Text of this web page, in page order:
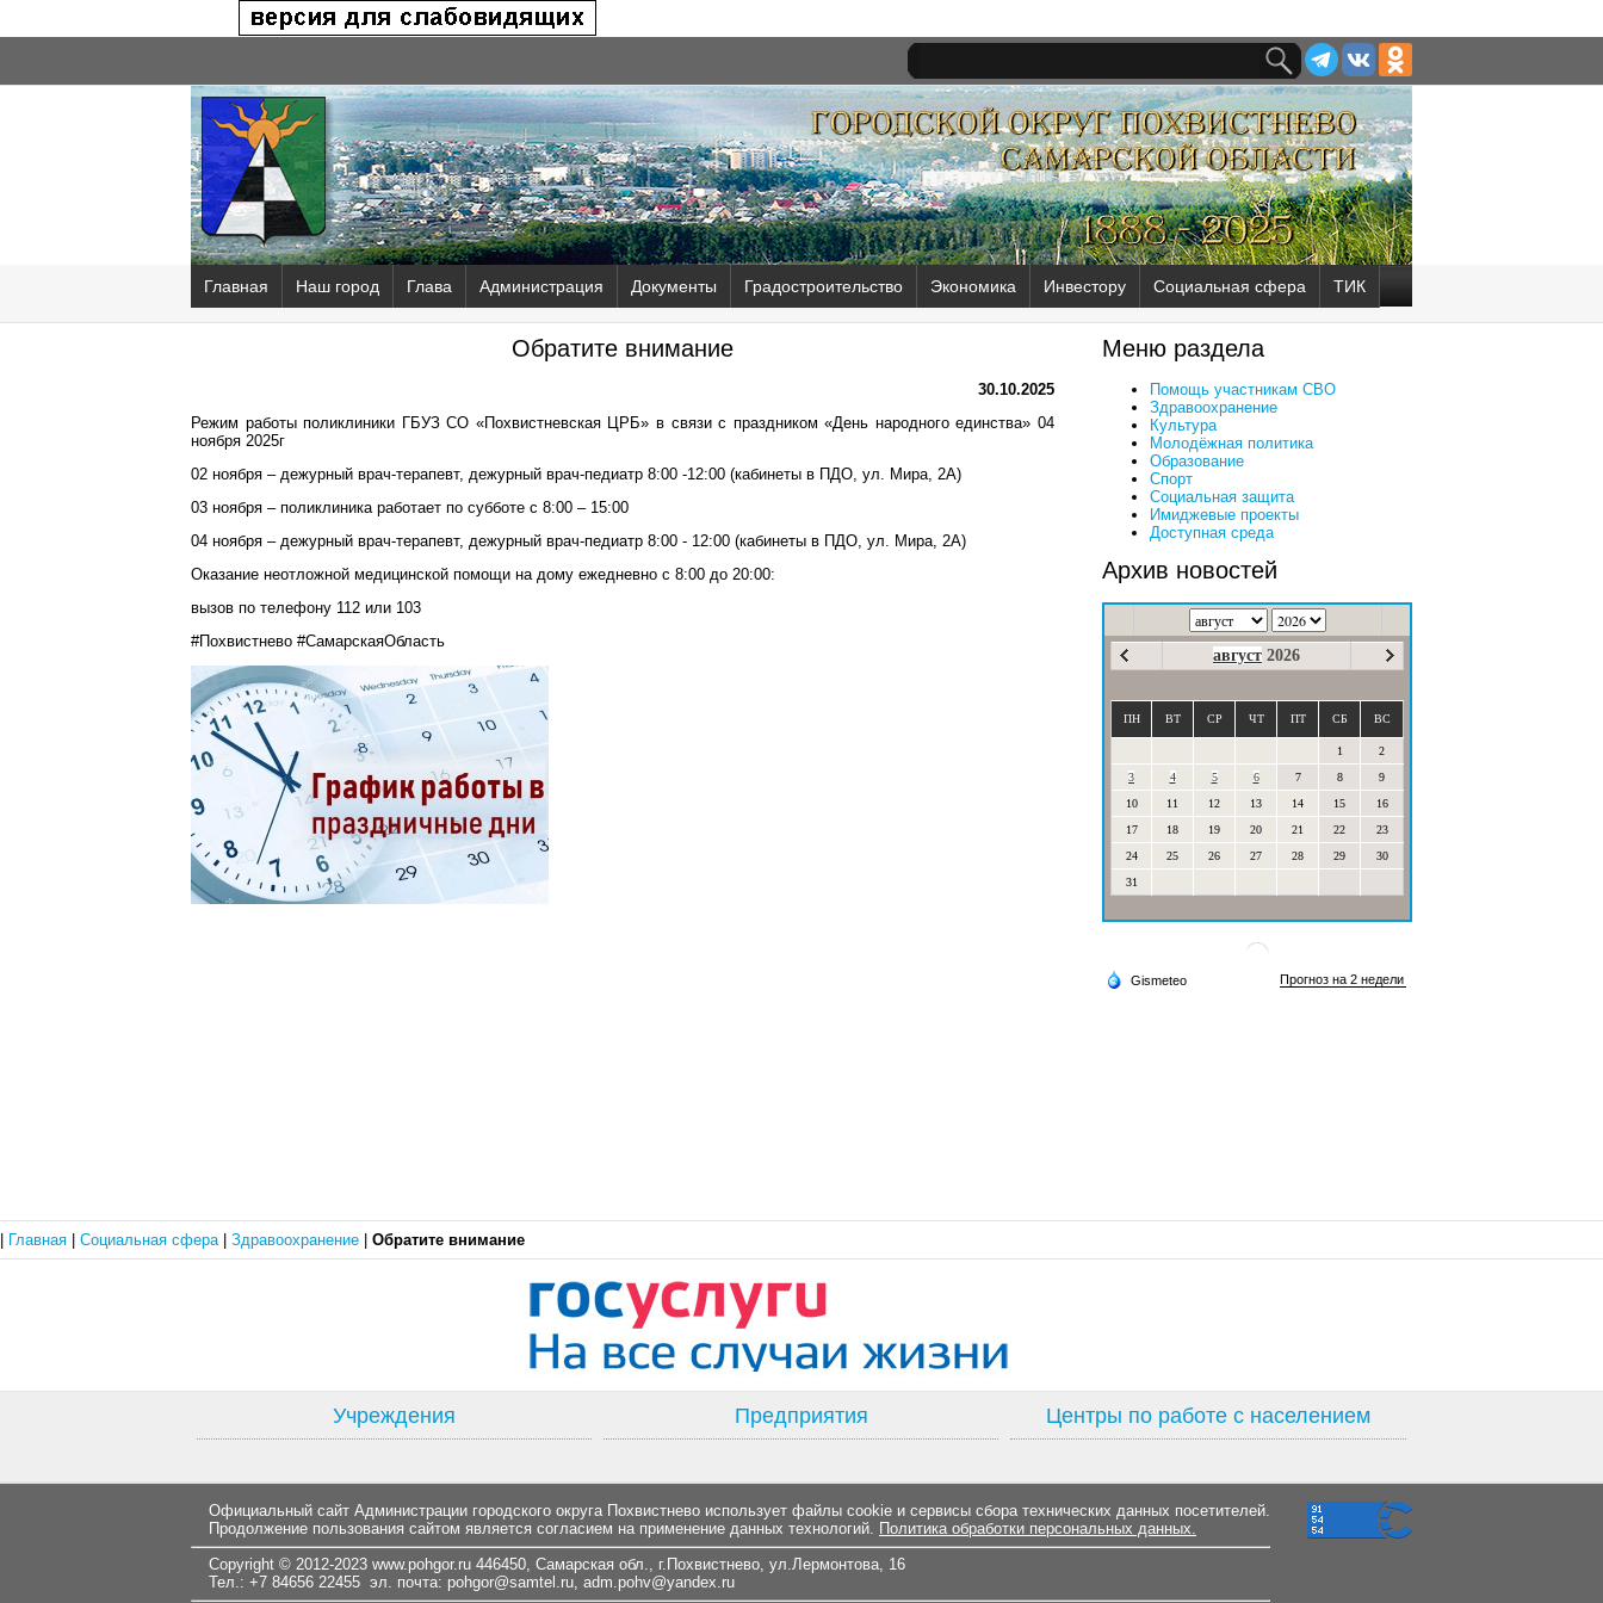
Главная Наш город Глава Администрация Документы Градостроительство Экономика Инвестору Социальная сфера ТИК
Обратите внимание
30.10.2025
Режим работы поликлиники ГБУЗ СО «Похвистневская ЦРБ» в связи с праздником «День народного единства» 04
ноября 2025г
02 ноября – дежурный врач-терапевт, дежурный врач-педиатр 8:00 -12:00 (кабинеты в ПДО, ул. Мира, 2А)
03 ноября – поликлиника работает по субботе с 8:00 – 15:00
04 ноября – дежурный врач-терапевт, дежурный врач-педиатр 8:00 - 12:00 (кабинеты в ПДО, ул. Мира, 2А)
Оказание неотложной медицинской помощи на дому ежедневно с 8:00 до 20:00:
вызов по телефону 112 или 103
#Похвистнево #СамарскаяОбласть
Меню раздела
Помощь участникам СВО
Здравоохранение
Культура
Молодёжная политика
Образование
Спорт
Социальная защита
Имиджевые проекты
Доступная среда
Архив новостей
август 2026
ПН ВТ СР ЧТ ПТ СБ ВС
1
2
3
4 5 6 7 8
9
10
11 12 13 14 15
16
17
18 19 20 21 22
23
24
25 26 27 28 29
30
31
Главная Социальная сфера Здравоохранение Обратите внимание
Учреждения Предприятия Центры по работе с населением
Официальный сайт Администрации городского округа Похвистнево использует файлы cookie и сервисы сбора технических данных посетителей.
Продолжение пользования сайтом является согласием на применение данных технологий. Политика обработки персональных данных.
Copyright © 2012-2023 www.pohgor.ru 446450, Самарская обл., г.Похвистнево, ул.Лермонтова, 16
Тел.: +7 84656 22455 эл. почта: pohgor@samtel.ru, adm.pohv@yandex.ru